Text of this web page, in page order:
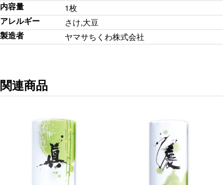
内容量
1枚
アレルギー
さけ,大豆
製造者
ヤマサちくわ株式会社
関連商品